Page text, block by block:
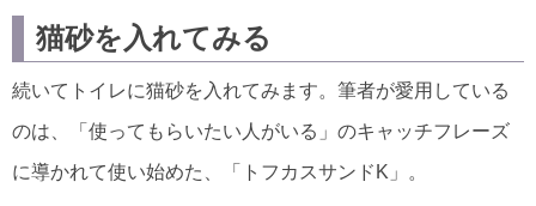
猫砂を入れてみる
続いてトイレに猫砂を入れてみます。筆者が愛用している
のは、「使ってもらいたい人がいる」のキャッチフレーズ
に導かれて使い始めた、「トフカスサンドK」。